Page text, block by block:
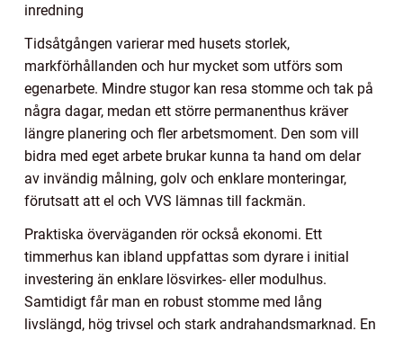
inredning
Tidsåtgången varierar med husets storlek,
markförhållanden och hur mycket som utförs som
egenarbete. Mindre stugor kan resa stomme och tak på
några dagar, medan ett större permanenthus kräver
längre planering och fler arbetsmoment. Den som vill
bidra med eget arbete brukar kunna ta hand om delar
av invändig målning, golv och enklare monteringar,
förutsatt att el och VVS lämnas till fackmän.
Praktiska överväganden rör också ekonomi. Ett
timmerhus kan ibland uppfattas som dyrare i initial
investering än enklare lösvirkes- eller modulhus.
Samtidigt får man en robust stomme med lång
livslängd, hög trivsel och stark andrahandsmarknad. En